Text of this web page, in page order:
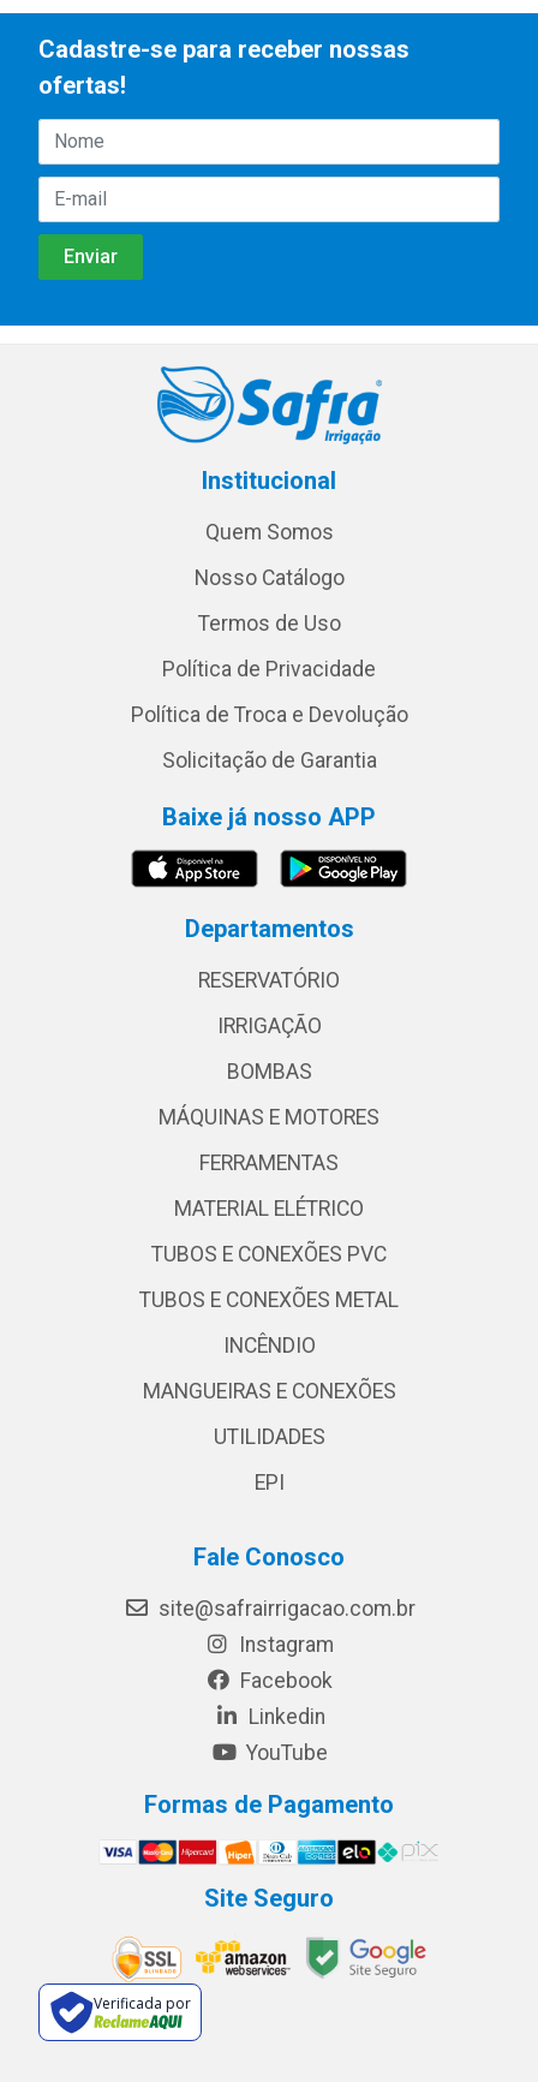
Cadastre-se para receber nossas
ofertas!
Institucional
Quem Somos
Nosso Catálogo
Termos de Uso
Política de Privacidade
Política de Troca e Devolução
Solicitação de Garantia
Baixe já nosso APP
Departamentos
RESERVATÓRIO
IRRIGAÇÃO
BOMBAS
MÁQUINAS E MOTORES
FERRAMENTAS
MATERIAL ELÉTRICO
TUBOS E CONEXÕES PVC
TUBOS E CONEXÕES METAL
INCÊNDIO
MANGUEIRAS E CONEXÕES
UTILIDADES
EPI
Fale Conosco
site@safrairrigacao.com.br
Instagram
Facebook
Linkedin
YouTube
Formas de Pagamento
Site Seguro
Verificada por